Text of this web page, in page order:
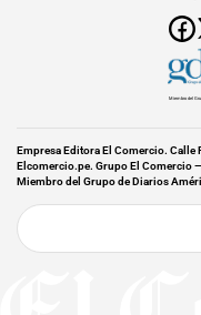
Miembro del
Empresa Editora El Comercio.
Elcomercio.pe. Grupo El Comercio
Miembro del Grupo de Diarios